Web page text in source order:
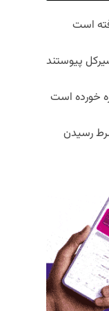
است
پیوستند
خورده است
رسیدن